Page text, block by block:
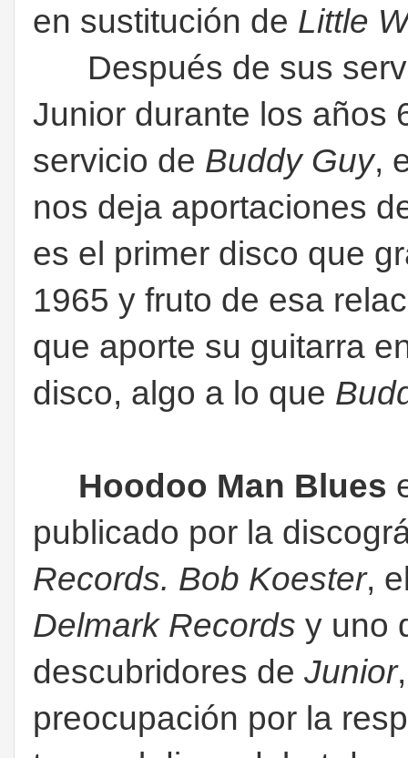
en sustitución de Little
Después de sus
Junior durante los años
servicio de Buddy Guy,
nos deja aportaciones
es el primer disco que
1965 y fruto de esa
que aporte su guitarra
disco, algo a lo que
Hoodoo Man Blues
publicado por la
Records. Bob Koester,
Delmark Records y uno
descubridores de Junior
preocupación por la